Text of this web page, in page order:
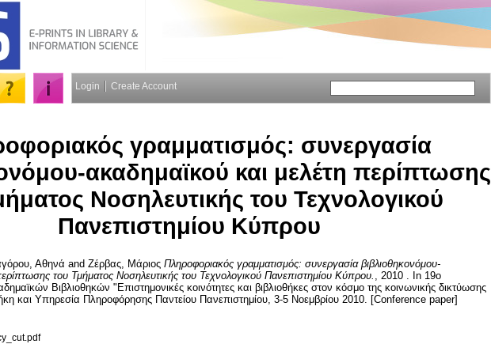
Login Create Account
γραμματισμός: συνεργασία
ακαδημαϊκού και μελέτη περίπτωσης
Νοσηλευτικής του Τεχνολογικού
Πανεπιστημίου Κύπρου
Αθηνά and Ζέρβας, Μάριος Πληροφοριακός γραμματισμός: συνεργασία βιβλιοθηκονόμου-
του Τμήματος Νοσηλευτικής του Τεχνολογικού Πανεπιστημίου Κύπρου.
, 2010 . In 19ο
Βιβλιοθηκών "Επιστημονικές κοινότητες και βιβλιοθήκες στον κόσμο της κοινωνικής δικτύωσης
και Υπηρεσία Πληροφόρησης Παντείου Πανεπιστημίου, 3-5 Νοεμβρίου 2010. [Conference paper]